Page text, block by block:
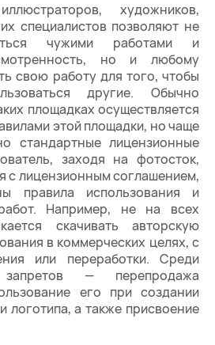
художников,
специалистов позволяют не
чужими работами и
но и любому
свою работу для того, чтобы
другие. Обычно
площадках осуществляется
этой площадки, но чаще
стандартные лицензионные
заходя на фотосток,
с лицензионным соглашением,
правила использования и
Например, не на всех
скачивать авторскую
в коммерческих целях, с
или переработки. Среди
— перепродажа
его при создании
логотипа, а также присвоение